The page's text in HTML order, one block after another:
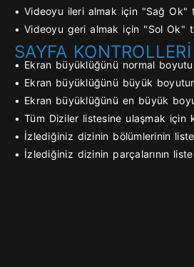
• Videoyu ileri almak için "Sağ Ok"
• Videoyu geri almak için "Sol Ok"
SAYFA
• Ekran büyüklüğünü normal
• Ekran büyüklüğünü büyük
• Ekran büyüklüğünü en büyük
• Tüm Diziler listesine ulaşmak için
• İzlediğiniz dizinin bölümlerinin
• İzlediğiniz dizinin parçalarının